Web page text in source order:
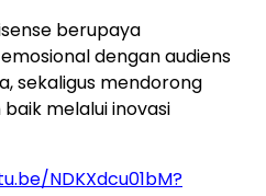
berupaya
dengan audiens
sekaligus mendorong
melalui inovasi
NDKXdcu01bM?